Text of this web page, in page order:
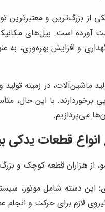
از بزرگ‌ترین و معتبرترین
است. بیل‌های مکانیکی
و افزایش بهره‌وری، به
ماشین‌آلات، در زمینه
برخوردارند. با این حال،
می‌پردازیم.
قطعات یدکی
از هزاران قطعه کوچک و
این دسته شامل موتور،
لازم برای حرکت و انجام